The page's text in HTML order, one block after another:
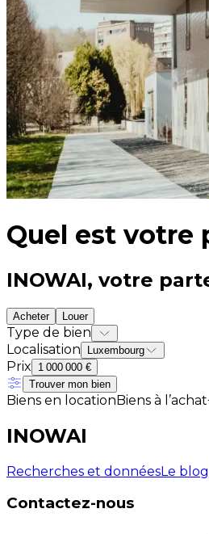
Quel est votre
INOWAI, votre
Acheter Louer
Type de bien
Localisation
Luxembourg
Prix
1 000 000 €
Trouver mon bien
Biens en locationBiens à l’achat
INOWAI
Recherches et donnéesLe
Contactez-nous